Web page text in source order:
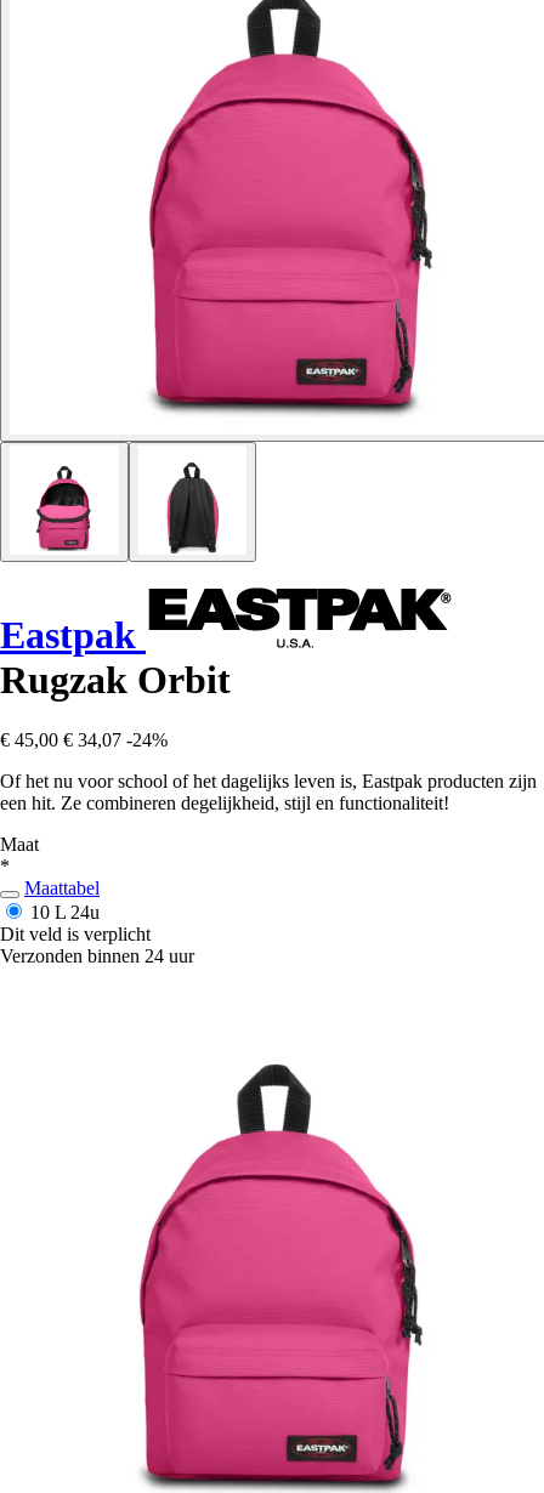
Eastpak
Rugzak Orbit
€ 45,00 € 34,07 -24%
Of het nu voor school of het dagelijks leven is, Eastpak producten zijn
een hit. Ze combineren degelijkheid, stijl en functionaliteit!
Maat
*
Maattabel
10 L 24u
Dit veld is verplicht
Verzonden binnen 24 uur